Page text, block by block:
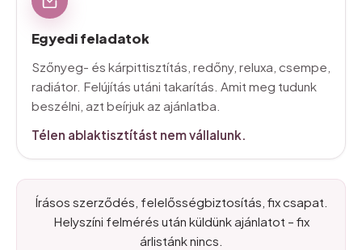
Egyedifeladatok
Szőnyeg- és kárpittisztítás, redőny, reluxa, csempe,
radiátor. Felújítás utáni takarítás. Amit meg tudunk
beszélni, azt beírjuk az ajánlatba.
Télen ablaktisztítást nem vállalunk.
Írásos szerződés, felelősségbiztosítás, fix csapat.
Helyszíni felmérés után küldünk ajánlatot – fix
árlistánk nincs.